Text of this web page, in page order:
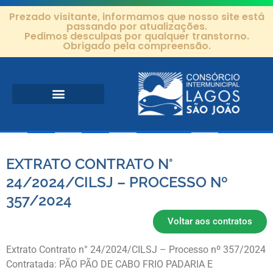
Prezado visitante, informamos que nosso site está
passando por atualizações.
Pedimos desculpas por qualquer transtorno.
Obrigado pela compreensão.
EXTRATO CONTRATO N°
24/2024/CILSJ – PROCESSO Nº
357/2024
Voltar aos contratos
Extrato Contrato n° 24/2024/CILSJ – Processo nº 357/2024
Contratada: PÃO PÃO DE CABO FRIO PADARIA E